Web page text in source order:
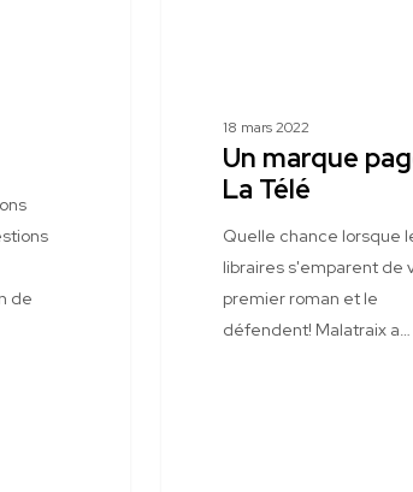
de
18 mars 2022
Un marque
La Télé
Quelle chance lorsque
libraires s'emparent de
premier roman et le
défendent! Malatraix a…